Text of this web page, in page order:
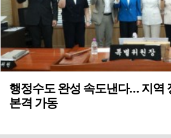
행정수도 완성 속도낸다… 지역
본격 가동